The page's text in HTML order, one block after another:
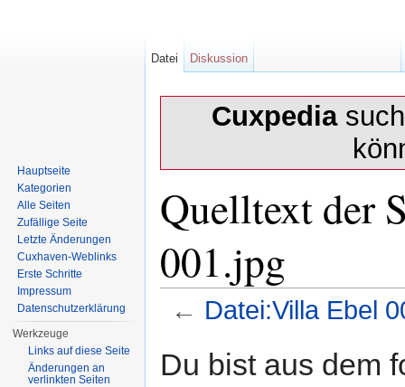
Cuxpedia
Quelltext der
001.jpg
← Datei:Villa Ebel
Du bist aus dem
Datei Diskussion
Hauptseite
Kategorien
Alle Seiten
Zufällige Seite
Letzte Änderungen
Cuxhaven-Weblinks
Erste Schritte
Impressum
Datenschutzerklärung
Werkzeuge
Links auf diese Seite
Änderungen an
verlinkten Seiten